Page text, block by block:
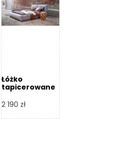
Łóżko
tapicerowane
Design
2 190 zł